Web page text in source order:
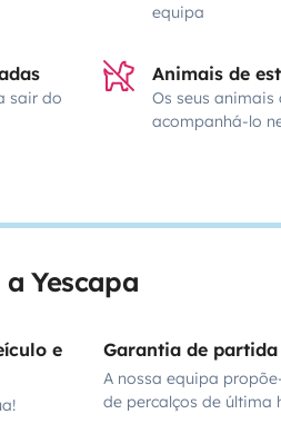
equipa
sair do
Animais de
Os seus
acompanhá-lo
Yescapa
e
Garantia de partida
A nossa equipa
de percalços de última